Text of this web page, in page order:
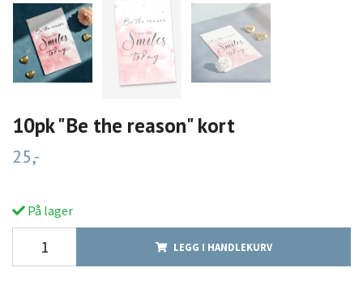
10pk "Be the reason" kort
25,-
På lager
LEGG I HANDLEKURV